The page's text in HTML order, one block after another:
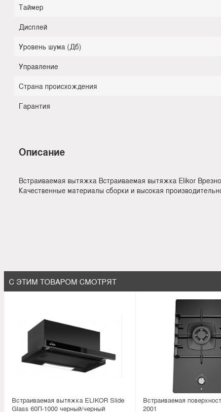
Таймер
Дисплей
Уровень шума (Дб)
Управление
Страна происхождения
Гарантия
Описание
Встраиваемая вытяжка Встраиваемая вытяжка Elikor
Качественные материалы сборки и высокая
С ЭТИМ ТОВАРОМ СМОТРЯТ
Встраиваемая вытяжка ELIKOR Slide
Glass 60П-1000 черный/черный
Встраиваемая
2001